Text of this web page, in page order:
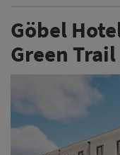
Göbel
Green